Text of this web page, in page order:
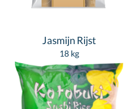
Jasmijn Rijst
18 kg